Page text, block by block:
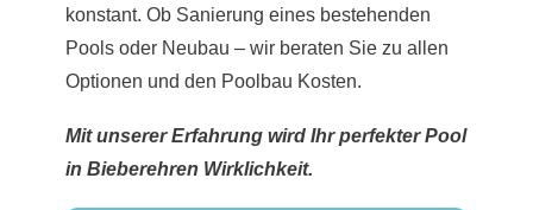
konstant. Ob Sanierung eines bestehenden
Pools oder Neubau – wir beraten Sie zu allen
Optionen und den Poolbau Kosten.
Mit unserer Erfahrung wird Ihr perfekter Pool
in Bieberehren Wirklichkeit.